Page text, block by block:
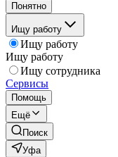
Понятно
Ищу работу
Ищу работу
Ищу работу
Ищу сотрудника
Сервисы
Помощь
Ещё
Поиск
Уфа